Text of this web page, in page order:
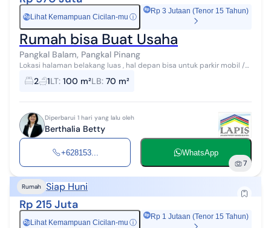
Rp Lihat Kemampuan Cicilan-mu ⓘ
Rp 3 Jutaan (Tenor 15 Tahun)
Rumah bisa Buat Usaha
Pangkal Balam, Pangkal Pinang
Lokasi halaman belakang luas , hal depan bisa untuk parkir mobil /
ruang usaha
2 1LT: 100 m²LB: 70 m²
Diperbarui 1 hari yang lalu oleh
Berthalia Betty
+628153... WhatsApp
7
Rumah Siap Huni
Rp 215 Juta
Rp Lihat Kemampuan Cicilan-mu ⓘ
Rp 1 Jutaan (Tenor 15 Tahun)